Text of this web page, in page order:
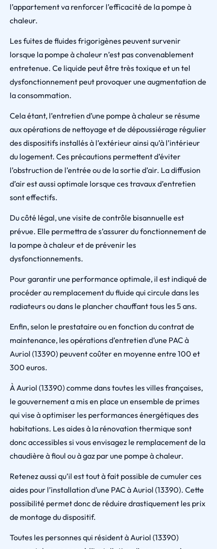
l’appartement va renforcer l’efficacité de la pompe à
chaleur.
Les fuites de fluides frigorigènes peuvent survenir
lorsque la pompe à chaleur n’est pas convenablement
entretenue. Ce liquide peut être très toxique et un tel
dysfonctionnement peut provoquer une augmentation de
la consommation.
Cela étant, l’entretien d’une pompe à chaleur se résume
aux opérations de nettoyage et de dépoussiérage régulier
des dispositifs installés à l’extérieur ainsi qu’à l’intérieur
du logement. Ces précautions permettent d’éviter
l’obstruction de l’entrée ou de la sortie d’air. La diffusion
d’air est aussi optimale lorsque ces travaux d’entretien
sont effectifs.
Du côté légal, une visite de contrôle bisannuelle est
prévue. Elle permettra de s’assurer du fonctionnement de
la pompe à chaleur et de prévenir les
dysfonctionnements.
Pour garantir une performance optimale, il est indiqué de
procéder au remplacement du fluide qui circule dans les
radiateurs ou dans le plancher chauffant tous les 5 ans.
Enfin, selon le prestataire ou en fonction du contrat de
maintenance, les opérations d’entretien d’une PAC à
Auriol (13390) peuvent coûter en moyenne entre 100 et
300 euros.
À Auriol (13390) comme dans toutes les villes françaises,
le gouvernement a mis en place un ensemble de primes
qui vise à optimiser les performances énergétiques des
habitations. Les aides à la rénovation thermique sont
donc accessibles si vous envisagez le remplacement de la
chaudière à fioul ou à gaz par une pompe à chaleur.
Retenez aussi qu’il est tout à fait possible de cumuler ces
aides pour l’installation d’une PAC à Auriol (13390). Cette
possibilité permet donc de réduire drastiquement les prix
de montage du dispositif.
Toutes les personnes qui résident à Auriol (13390)